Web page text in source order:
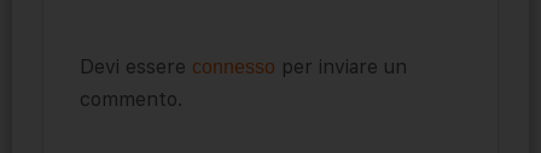
Devi essere connesso per inviare un
commento.